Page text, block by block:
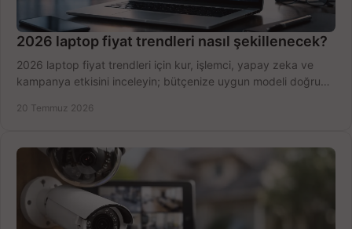
2026 laptop fiyat trendleri nasıl şekillenecek?
2026 laptop fiyat trendleri için kur, işlemci, yapay zeka ve
kampanya etkisini inceleyin; bütçenize uygun modeli doğru
20 Temmuz 2026